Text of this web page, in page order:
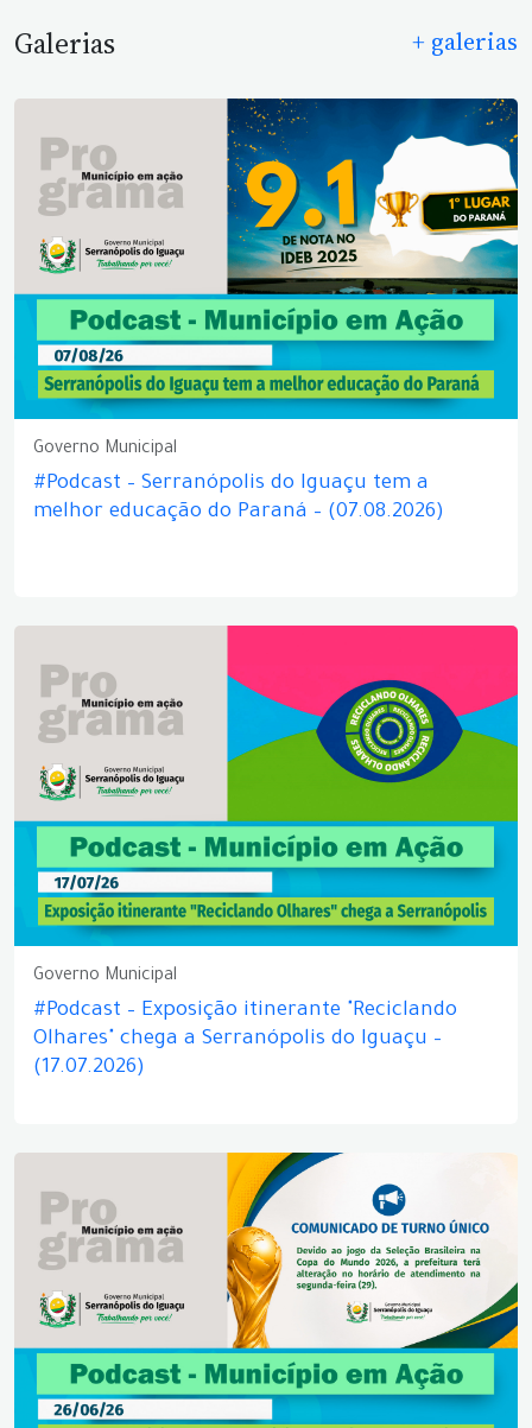
Galerias + galerias
Governo Municipal
#Podcast – Serranópolis do Iguaçu tem a
melhor educação do Paraná – (07.08.2026)
Governo Municipal
#Podcast – Exposição itinerante "Reciclando
Olhares" chega a Serranópolis do Iguaçu –
(17.07.2026)